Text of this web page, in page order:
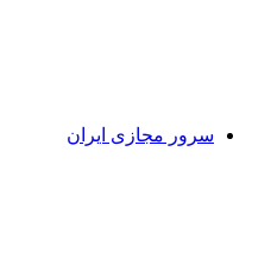
سرور مجازی ایران